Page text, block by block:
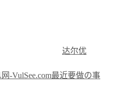
达尔优
最近要做の事